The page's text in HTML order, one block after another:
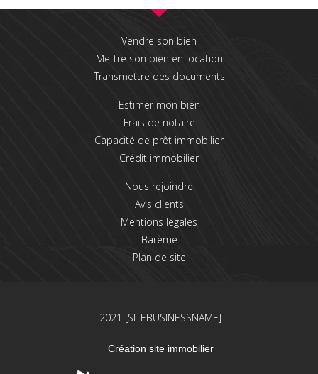
Vendre son bien
Mettre son bien en location
Transmettre des documents
Estimer mon bien
Frais de notaire
Capacité de prêt immobilier
Crédit immobilier
Nous rejoindre
Avis clients
Mentions légales
Barème
Plan de site
2021 [SITEBUSINESSNAME]
Création site immobilier